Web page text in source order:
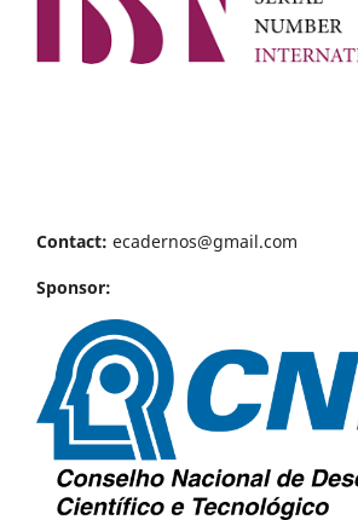
Contact: ecadernos@gmail.com
Sponsor: